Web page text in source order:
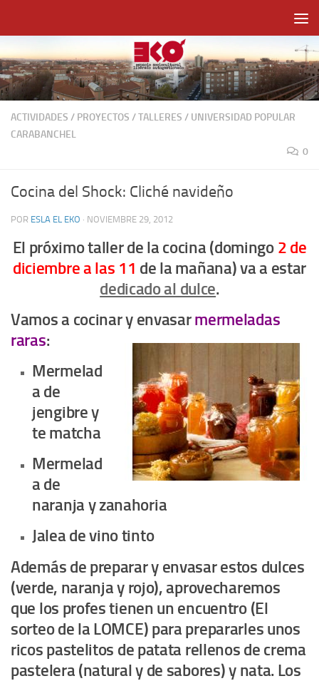
ACTIVIDADES / PROYECTOS /TALLERES / UNIVERSIDAD POPULAR
CARABANCHEL
0
Cocina del Shock: Cliché navideño
POR ESLA EL EKO · NOVIEMBRE 29, 2012
El próximo taller de la cocina (domingo2 de
diciembre a las 11 de la mañana) va a estar
dedicado al dulce.
Vamos a cocinar y envasarmermeladas
raras:
Mermelad
a de
jengibre y
te matcha
Mermelad
a de
naranja y zanahoria
Jalea de vino tinto
Además de preparar y envasar estos dulces
(verde, naranja y rojo), aprovecharemos
que los profes tienen un encuentro (El
sorteo de la LOMCE) para prepararles unos
ricos pastelitos de patata rellenos de crema
pastelera (natural y de sabores) y nata. Los